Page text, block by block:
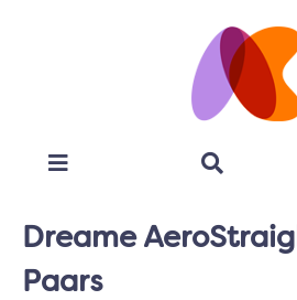
Dreame
Paars